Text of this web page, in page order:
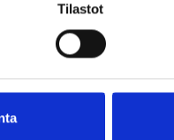
Tilastot
Suljettu
€ alle 18 v.
€ aikuiset
€ eläk., opisk., varusm.,